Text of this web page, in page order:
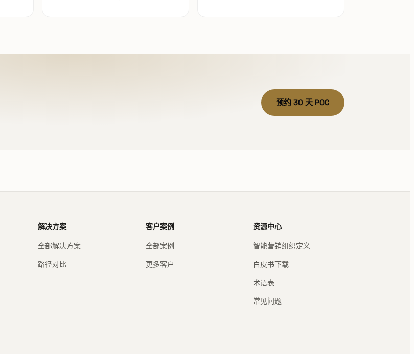
预约 30 天 POC
解决方案
全部解决方案
路径对比
客户案例
全部案例
更多客户
资源中心
智能营销组织定义
白皮书下载
术语表
常见问题